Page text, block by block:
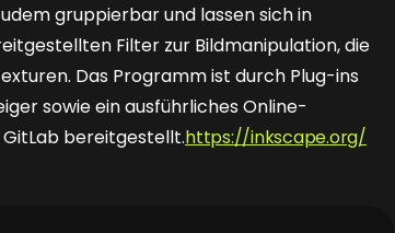
gruppierbar und lassen sich in
Filter zur Bildmanipulation, die
Das Programm ist durch Plug-ins
sowie ein ausführliches Online-
bereitgestellt.https://inkscape.org/